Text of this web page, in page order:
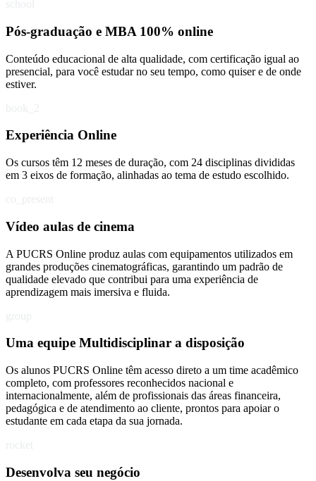
Pós-graduação e MBA 100% online
Conteúdo educacional de alta qualidade, com certificação igual ao
presencial, para você estudar no seu tempo, como quiser e de onde
estiver.
Experiência Online
Os cursos têm 12 meses de duração, com 24 disciplinas divididas
em 3 eixos de formação, alinhadas ao tema de estudo escolhido.
Vídeo aulas de cinema
A PUCRS Online produz aulas com equipamentos utilizados em
grandes produções cinematográficas, garantindo um padrão de
qualidade elevado que contribui para uma experiência de
aprendizagem mais imersiva e fluida.
Uma equipe Multidisciplinar a disposição
Os alunos PUCRS Online têm acesso direto a um time acadêmico
completo, com professores reconhecidos nacional e
internacionalmente, além de profissionais das áreas financeira,
pedagógica e de atendimento ao cliente, prontos para apoiar o
estudante em cada etapa da sua jornada.
Desenvolva seu negócio